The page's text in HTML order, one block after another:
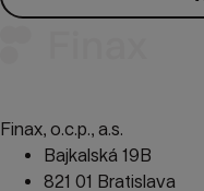
Finax, o.c.p., a.s.
Bajkalská 19B
821 01 Bratislava